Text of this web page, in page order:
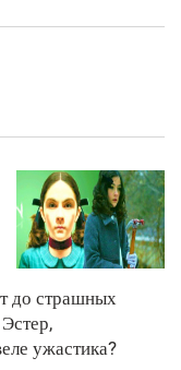
до страшных
ужастика?